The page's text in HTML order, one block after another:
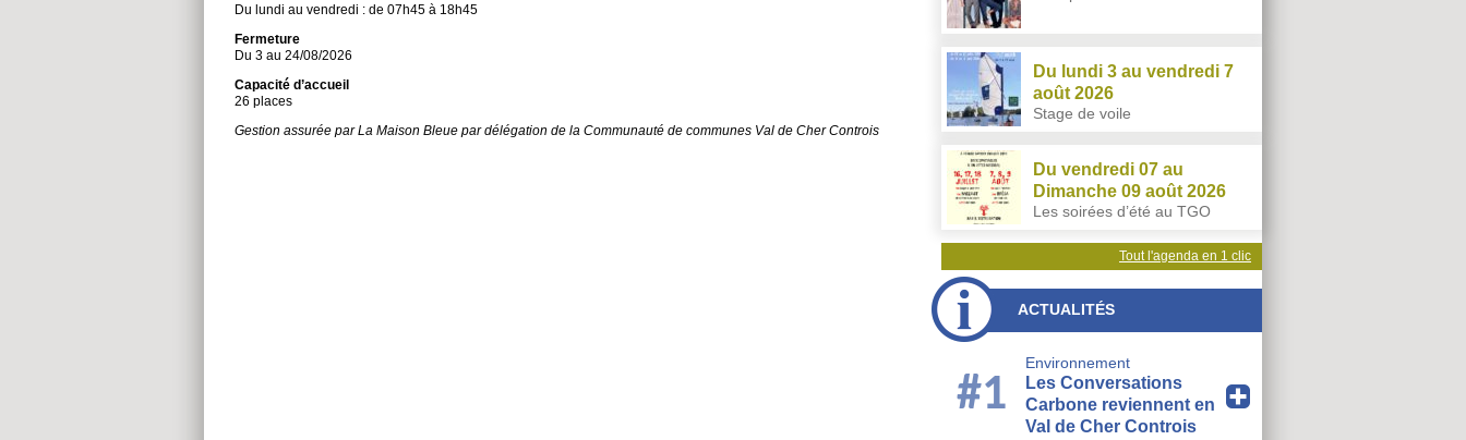
Du lundi au vendredi : de 07h45 à 18h45
Fermeture
Du 3 au 24/08/2026
Capacité d’accueil
26 places
Gestion assurée par La Maison Bleue par délégation de la Communauté de communes Val de Cher Controis
Du lundi 3 au vendredi 7
août 2026
Stage de voile
Du vendredi 07 au
Dimanche 09 août 2026
Les soirées d’été au TGO
Tout l'agenda en 1 clic
ACTUALITÉS
#1
Environnement
Les Conversations
Carbone reviennent en
Val de Cher Controis